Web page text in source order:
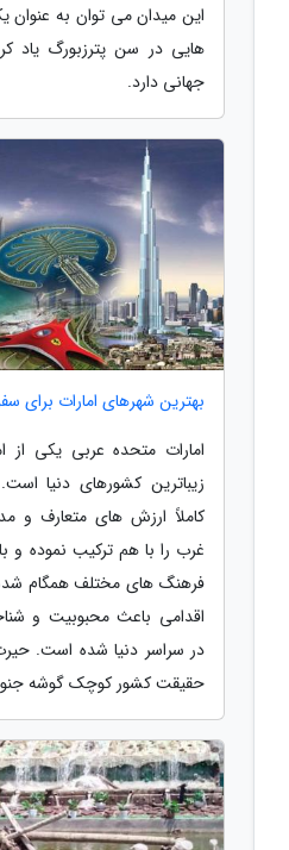
این میدان می توان به عنوان
هایی در سن پترزبورگ یاد
جهانی دارد.
بهترین شهرهای امارات برای
امارات متحده عربی یکی از
زیباترین کشورهای دنیا
کاملاً ارزش های متعارف و
غرب را با هم ترکیب نموده و
فرهنگ های مختلف همگام
اقدامی باعث محبوبیت و
در سراسر دنیا شده است.
حقیقت کشور کوچک گوشه